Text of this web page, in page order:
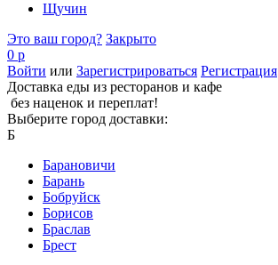
Щучин
Это ваш город? Закрыто
0 р
Войти или Зарегистрироваться Регистрация
Доставка еды из ресторанов и кафе
без наценок и переплат!
Выберите город доставки:
Б
Барановичи
Барань
Бобруйск
Борисов
Браслав
Брест